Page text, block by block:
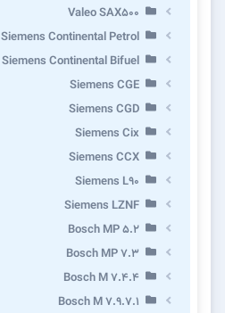
Valeo SAX500
Siemens Continental Petrol
Siemens Continental Bifuel
Siemens CGE
Siemens CGD
Siemens Cix
Siemens CCX
Siemens L90
Siemens LZNF
Bosch MP 5.2
Bosch MP 7.3
Bosch M 7.4.4
Bosch M 7.9.7.1